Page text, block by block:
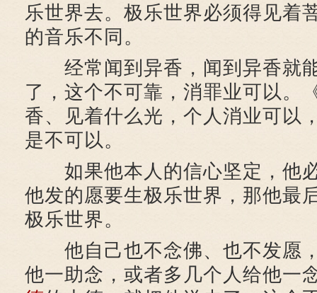
乐世界去。极乐世界必须得见着
的音乐不同。
经常闻到异香，闻到异香就
了，这个不可靠，消罪业可以。
香、见着什么光，个人消业可以
是不可以。
如果他本人的信心坚定，他
他发的愿要生极乐世界，那他最
极乐世界。
他自己也不念佛、也不发愿
他一助念，或者多几个人给他一